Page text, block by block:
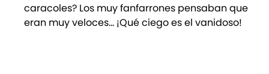
caracoles? Los muy fanfarrones pensaban que
eran muy veloces… ¡Qué ciego es el vanidoso!